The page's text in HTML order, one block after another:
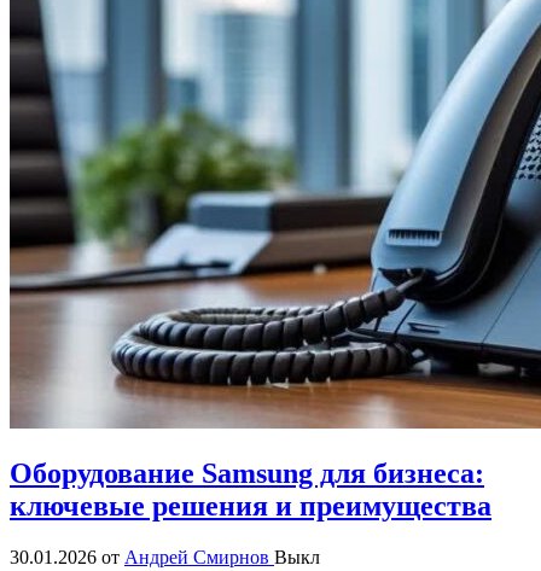
Оборудование Samsung для бизнеса:
ключевые решения и преимущества
30.01.2026 от Андрей Смирнов Выкл